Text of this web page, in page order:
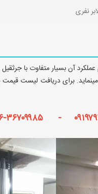
نفری
عملکرد آن بسیار متفاوت با
برای دریافت لیست قیمت
۰۲۶